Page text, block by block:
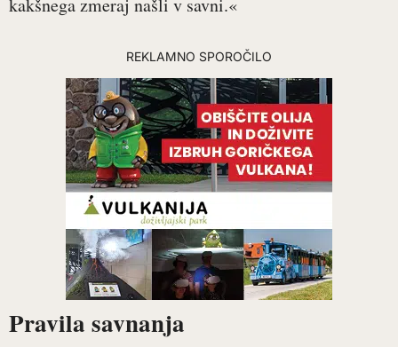
kakšnega zmeraj našli v savni.«
REKLAMNO SPOROČILO
Pravila savnanja